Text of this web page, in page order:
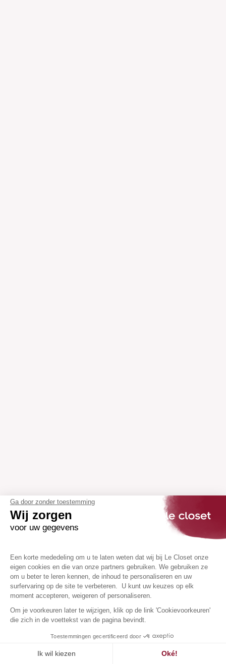
Ga door zonder toestemming
Wij zorgen
voor uw gegevens
Een korte mededeling om u te laten weten dat wij bij Le Closet onze
eigen cookies en die van onze partners gebruiken. We gebruiken ze
om u beter te leren kennen, de inhoud te personaliseren en uw
surfervaring op de site te verbeteren. U kunt uw keuzes op elk
moment accepteren, weigeren of personaliseren.
Om je voorkeuren later te wijzigen, klik op de link 'Cookievoorkeuren'
die zich in de voettekst van de pagina bevindt.
Toestemmingen gecertificeerd door
Ik wil kiezen Oké!
Toegevoegd aan